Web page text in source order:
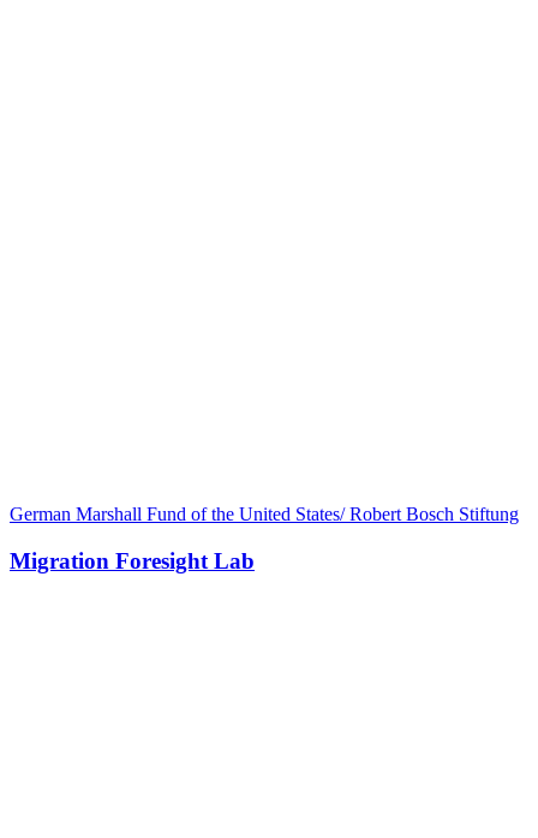
German Marshall Fund of the United States/ Robert Bosch Stiftung
Migration Foresight Lab